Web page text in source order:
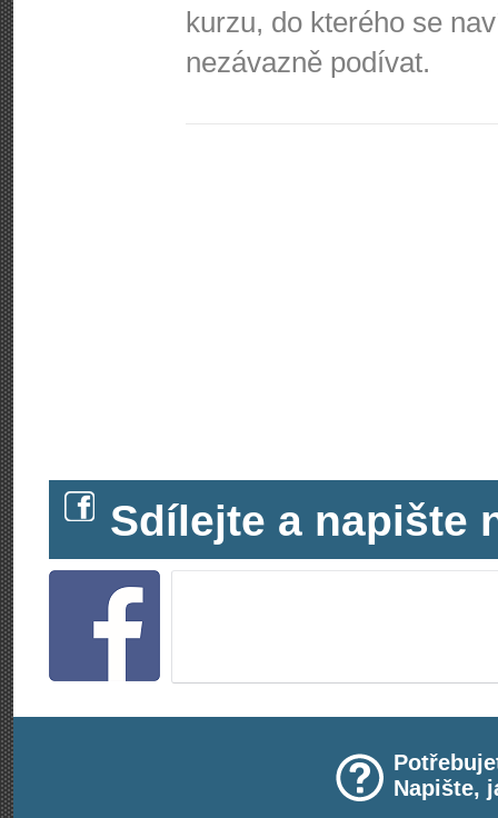
kurzu, do kterého se
nezávazně podívat.
Sdílejte a napište
Napište,